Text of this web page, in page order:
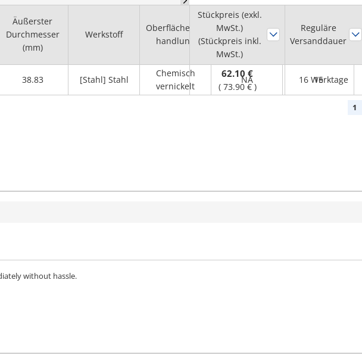
Äußerster
Durchmesser
(mm)
Werkstoff
Oberflächenbe
handlung
Passfedernut
Nabenbohrung
dH7
38.83 [Stahl] Stahl
Chemisch
vernickelt
NA 15
Stückpreis (exkl.
MwSt.)
(Stückpreis inkl.
MwSt.)
Reguläre
Versanddauer
62.10 €
( 73.90 € )
16 Werktage
1
without hassle.